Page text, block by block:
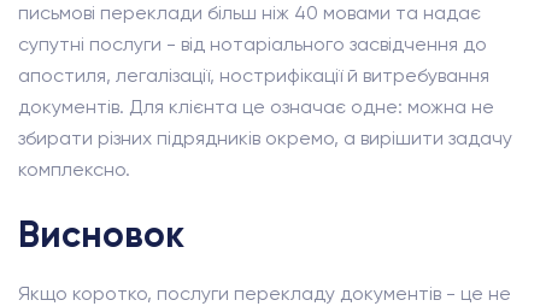
письмові переклади більш ніж 40 мовами та надає
супутні послуги - від нотаріального засвідчення до
апостиля, легалізації, нострифікації й витребування
документів. Для клієнта це означає одне: можна не
збирати різних підрядників окремо, а вирішити задачу
комплексно.
Висновок
Якщо коротко, послуги перекладу документів - це не